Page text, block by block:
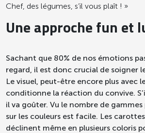
Chef, des légumes, s’il vous plaît ! »
Une approche fun et
Sachant que 80% de nos émotions
regard, il est donc crucial de soigner
Le visuel, peut-être encore plus avec
conditionne la réaction du convive.
il va goûter. Vu le nombre de gammes
sur les couleurs est facile. Les
déclinent même en plusieurs coloris